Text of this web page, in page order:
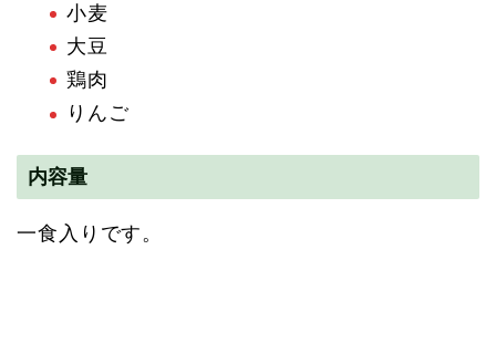
小麦
大豆
鶏肉
りんご
内容量
一食入りです。